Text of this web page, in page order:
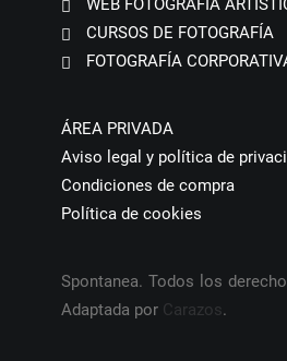
WEB FOTOGRAFÍA
CURSOS DE FOTOGRAFÍA
FOTOGRAFÍA
ÁREA PRIVADA
Aviso legal y política de
Condiciones de compra
Política de cookies
Spontanea. Todos los
Adaptada por Carazos.